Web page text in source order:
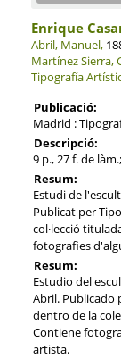
Enrique
Abril, Manuel,
Martínez Sierra,
Tipografía
Publicació:
Madrid :
Descripció:
9 p., 27 f. de
Resum:
Estudi de
Publicat per
col·lecció
fotografies
Resum:
Estudio del
Abril. Publicado
dentro de la
Contiene
artista.